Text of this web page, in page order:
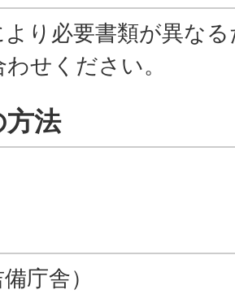
り必要書類が異な
せください。
方法
庁舎）